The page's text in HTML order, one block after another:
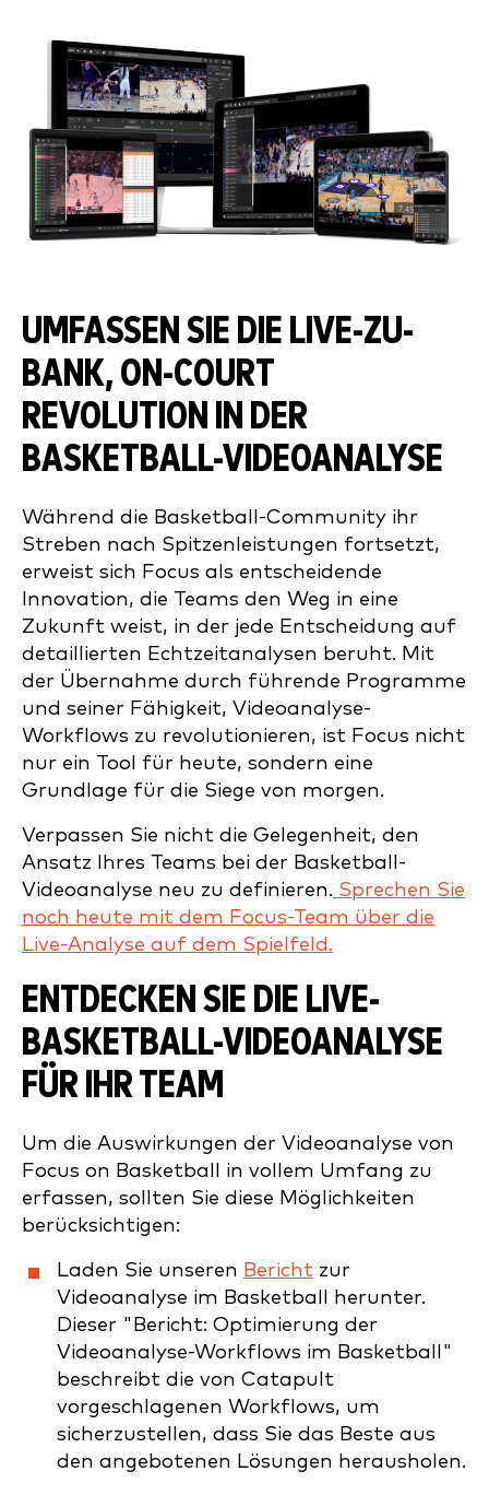
UMFASSEN SIE DIE LIVE-ZU-
BANK, ON-COURT
REVOLUTION IN DER
BASKETBALL-VIDEOANALYSE
Während die Basketball-Community ihr
Streben nach Spitzenleistungen fortsetzt,
erweist sich Focus als entscheidende
Innovation, die Teams den Weg in eine
Zukunft weist, in der jede Entscheidung auf
detaillierten Echtzeitanalysen beruht. Mit
der Übernahme durch führende Programme
und seiner Fähigkeit, Videoanalyse-
Workflows zu revolutionieren, ist Focus nicht
nur ein Tool für heute, sondern eine
Grundlage für die Siege von morgen.
Verpassen Sie nicht die Gelegenheit, den
Ansatz Ihres Teams bei der Basketball-
Videoanalyse neu zu definieren. Sprechen Sie
noch heute mit dem Focus-Team über die
Live-Analyse auf dem Spielfeld.
ENTDECKEN SIE DIE LIVE-
BASKETBALL-VIDEOANALYSE
FÜR IHR TEAM
Um die Auswirkungen der Videoanalyse von
Focus on Basketball in vollem Umfang zu
erfassen, sollten Sie diese Möglichkeiten
berücksichtigen:
Laden Sie unseren Bericht zur
Videoanalyse im Basketball herunter.
Dieser "Bericht: Optimierung der
Videoanalyse-Workflows im Basketball"
beschreibt die von Catapult
vorgeschlagenen Workflows, um
sicherzustellen, dass Sie das Beste aus
den angebotenen Lösungen herausholen.